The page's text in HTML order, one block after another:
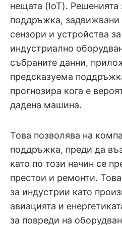
нещата (IoT). Решенията
поддръжка, задвижвани
сензори и устройства
индустриално
събраните данни,
предсказуема
прогнозира кога е
дадена машина.
Това позволява на
поддръжка, преди да
като по този начин се
престои и ремонти.
за индустрии като
авиацията и
за повреди на